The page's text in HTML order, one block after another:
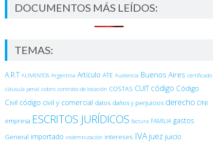
DOCUMENTOS MÁS LEÍDOS:
TEMAS:
A.R.T ALIMENTOS Argentina Artículo ATE Audiencia Buenos Aires certificado
cláusula penal cobro contrato de locación COSTAS CUIT código Código
Civil código civil y comercial datos daños y perjuicios derecho DNI
empresa ESCRITOS JURÍDICOS factura FAMILIA gastos
General importado indemnización intereses IVA juez juicio